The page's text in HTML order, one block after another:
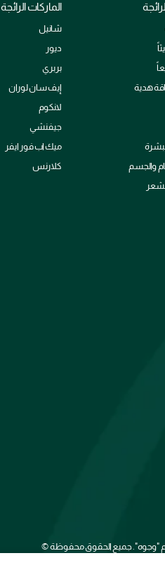
هدية
والجسم
الماركات الرائجة
شانيل
ديور
بربري
إيف سان لوران
لانكوم
جيفنشي
ميك اب فور ايفر
كلارنس
"وجوه". جميع الحقوق محفوظة ©